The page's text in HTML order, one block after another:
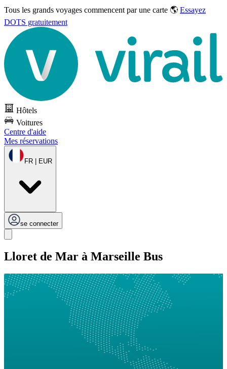
Tous les grands voyages commencent par une carte 🌎 Essayez
DOTS gratuitement
Hôtels
Voitures
Centre d'aide
Mes réservations
FR | EUR
se connecter
Lloret de Mar à Marseille Bus